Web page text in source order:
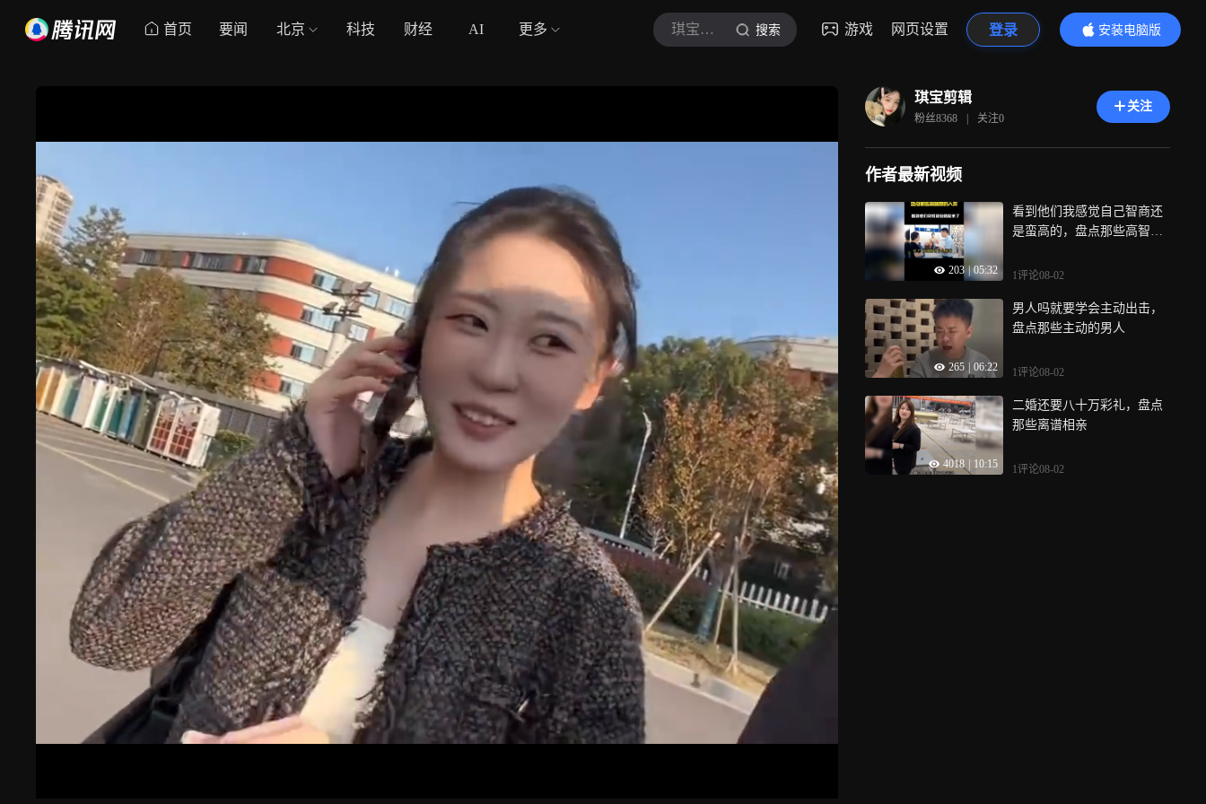
首页 要闻 北京 科技 财经 AI 更多 琪宝剪辑 搜索 游戏 网页设置 登录
安装电脑版
内容更精彩
琪宝剪辑
粉丝8368 | 关注0
关注
作者最新视频
203 | 05:32
看到他们我感觉自己智商还
是蛮高的，盘点那些高智商
1评论08-02
265 06:22
男人吗就要学会主动出击，
盘点那些主动的男人
1评论08-02
4018 10:15
二婚还要八十万彩礼，盘点
那些离谱相亲
1评论08-02